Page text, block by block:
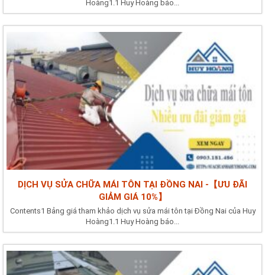
Hoàng1.1 Huy Hoàng báo...
DỊCH VỤ SỬA CHỮA MÁI TÔN TẠI ĐỒNG NAI -【ƯU ĐÃI
GIẢM GIÁ 10%】
Contents1 Bảng giá tham khảo dịch vụ sửa mái tôn tại Đồng Nai của Huy
Hoàng1.1 Huy Hoàng báo...